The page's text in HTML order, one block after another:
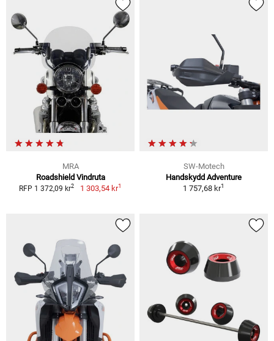
MRA
Roadshield Vindruta
RFP 1 372,09 kr2 1 303,54 kr1
SW-Motech
Handskydd Adventure
1 757,68 kr1